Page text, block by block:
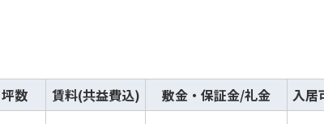
坪数 賃料(共益費込) 敷金・保証金/礼金 入居